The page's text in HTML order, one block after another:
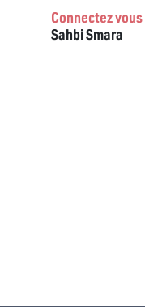
Connectez vous
Sahbi Smara